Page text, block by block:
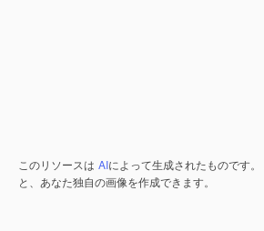
このリソースは AIによって生成されたものです。
と、あなた独自の画像を作成できます。